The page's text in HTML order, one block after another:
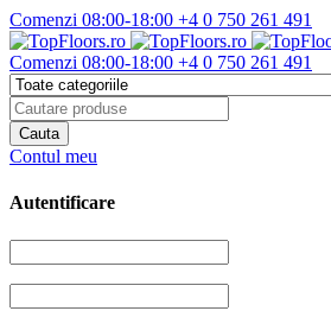
Comenzi 08:00-18:00 +4 0 750 261 491
Comenzi 08:00-18:00 +4 0 750 261 491
Contul meu
Autentificare